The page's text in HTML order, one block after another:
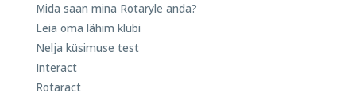
Mida saan mina Rotaryle anda?
Leia oma lähim klubi
Nelja küsimuse test
Interact
Rotaract